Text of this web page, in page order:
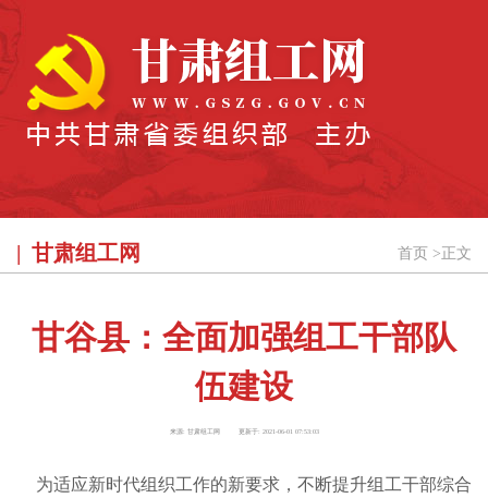
甘肃组工网 首页 > 正文
甘谷县：全面加强组工干部队
伍建设
来源: 甘肃组工网 更新于: 2021-06-01 07:53:03
为适应新时代组织工作的新要求，不断提升组工干部综合